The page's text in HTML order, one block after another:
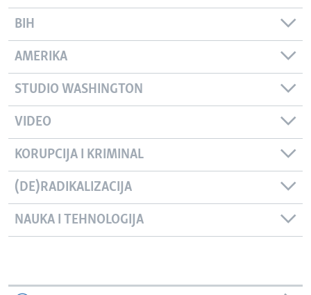
BIH
AMERIKA
STUDIO WASHINGTON
VIDEO
KORUPCIJA I KRIMINAL
(DE)RADIKALIZACIJA
NAUKA I TEHNOLOGIJA